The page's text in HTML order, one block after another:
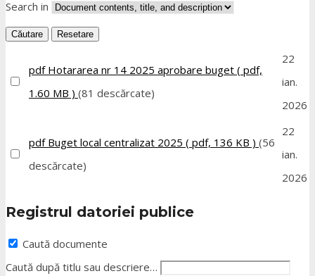
Search in
Căutare Resetare
pdf Hotararea nr 14 2025 aprobare buget ( pdf,
1.60 MB ) (81 descărcate)
22
ian.
2026
pdf Buget local centralizat 2025 ( pdf, 136 KB ) (56
descărcate)
22
ian.
2026
Registrul datoriei publice
Caută documente
Caută după titlu sau descriere…